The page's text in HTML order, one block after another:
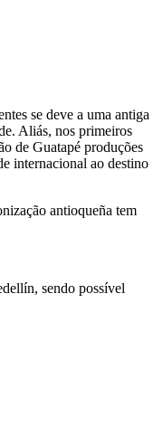
se deve a uma antiga
Aliás, nos primeiros
de Guatapé produções
internacional ao destino
antioqueña tem
sendo possível